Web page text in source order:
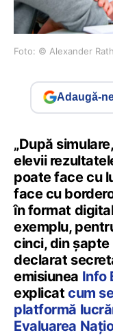
Foto: © Alexander
Adaugă-
„După
elevii
poate face cu
face cu
în format
exemplu,
cinci, din șapte
declarat
emisiunea Info
explicat cum
platformă
Evaluarea